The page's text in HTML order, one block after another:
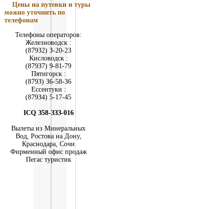
Цены на путевки и туры
можно уточнить по
телефонам
Телефоны операторов:
Железноводск :
(879З2) З-20-2З
Кисловодск :
(879З7) 9-81-79
Пятигорск :
(879З) З6-58-З6
Ессентуки :
(879З4) 5-17-45
ICQ З58-ЗЗЗ-016
Вылеты из Минеральных
Вод, Ростова на Дону,
Краснодара, Сочи
Фирменный офис продаж
Пегас туристик